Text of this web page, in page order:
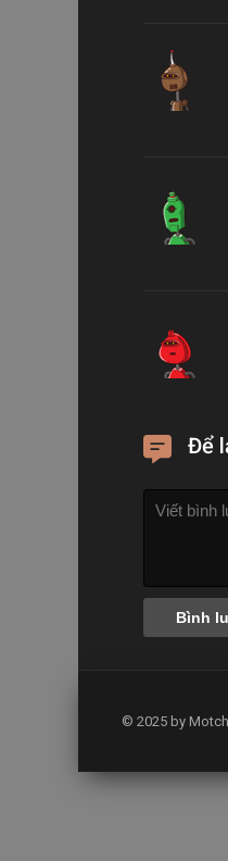
Để
© 2025 by